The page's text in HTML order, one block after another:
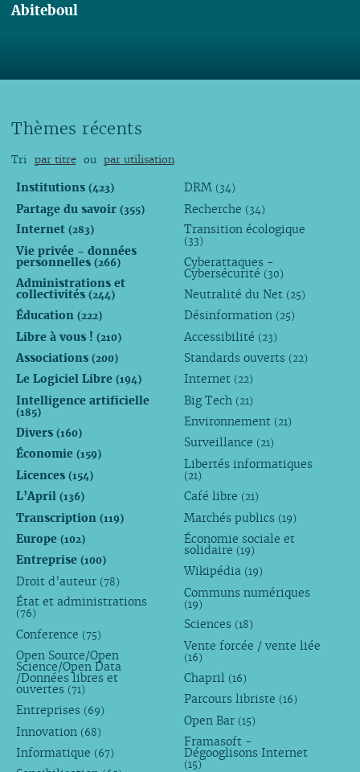
Abiteboul
Thèmes récents
Tri par titre ou par utilisation
Institutions (423)
Partage du savoir (355)
Internet (283)
Vie privée - données
personnelles (266)
Administrations et
collectivités (244)
Éducation (222)
Libre à vous ! (210)
Associations (200)
Le Logiciel Libre (194)
Intelligence artificielle
(185)
Divers (160)
Économie (159)
Licences (154)
L’April (136)
Transcription (119)
Europe (102)
Entreprise (100)
Droit d’auteur (78)
État et administrations
(76)
Conference (75)
Open Source/Open
Science/Open Data
/Données libres et
ouvertes (71)
Entreprises (69)
Innovation (68)
Informatique (67)
DRM (34)
Recherche (34)
Transition écologique
(33)
Cyberattaques -
Cybersécurité (30)
Neutralité du Net (25)
Désinformation (25)
Accessibilité (23)
Standards ouverts (22)
Internet (22)
Big Tech (21)
Environnement (21)
Surveillance (21)
Libertés informatiques
(21)
Café libre (21)
Marchés publics (19)
Économie sociale et
solidaire (19)
Wikipédia (19)
Communs numériques
(19)
Sciences (18)
Vente forcée / vente liée
(16)
Chapril (16)
Parcours libriste (16)
Open Bar (15)
Framasoft -
Dégooglisons Internet
(15)